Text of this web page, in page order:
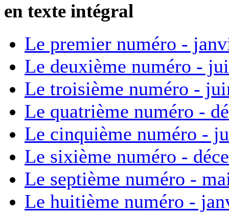
en texte intégral
Le premier numéro -
Le deuxième numéro -
Le troisième numéro -
Le quatrième numéro -
Le cinquième numéro -
Le sixième numéro -
Le septième numéro -
Le huitième numéro -